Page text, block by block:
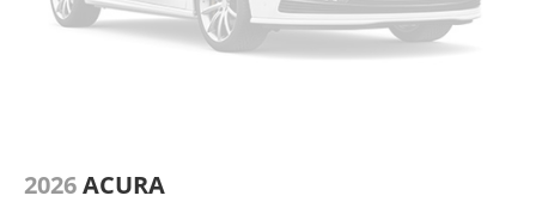
2026ACURA